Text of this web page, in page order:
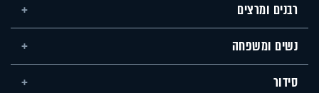
רבנים ומרצים
נשים ומשפחה
סידור